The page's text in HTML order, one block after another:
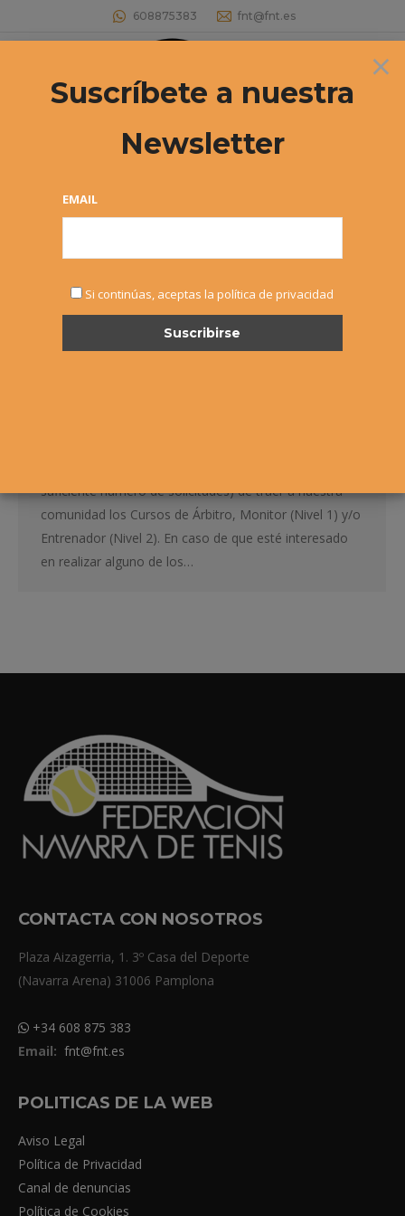
608875383 fnt@fnt.es
Buscar:
Archivos de etiqueta:docencia
Formación – Cursos de Árbitro
Monitor y Entrenador
suficiente número de solicitudes) de traer a nuestra
comunidad los Cursos de Árbitro, Monitor (Nivel 1) y/o
Entrenador (Nivel 2). En caso de que esté interesado
en realizar alguno de los…
CONTACTA CON NOSOTROS
Plaza Aizagerria, 1. 3º Casa del Deporte
(Navarra Arena) 31006 Pamplona
+34 608 875 383
Email: fnt@fnt.es
POLITICAS DE LA WEB
Aviso Legal
Política de Privacidad
Canal de denuncias
Política de Cookies
×
Suscríbete a nuestra
Newsletter
EMAIL
Si continúas, aceptas la política de privacidad